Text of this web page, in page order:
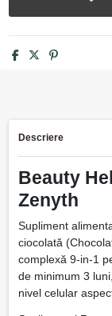
Descriere
Beauty
Zenyth
Supliment
ciocolată
complexă 9-in-1
de minimum 3
nivel celular